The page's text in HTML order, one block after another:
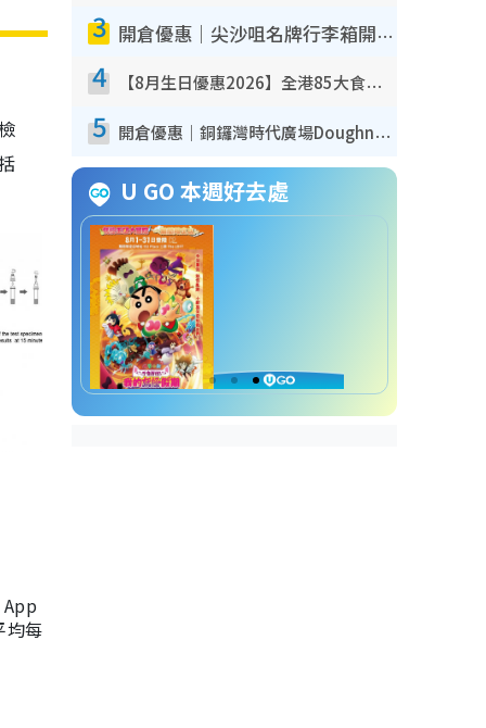
均每
3 開倉優惠｜尖沙咀名牌行李箱開倉低至4折！一連5日 American Tourister/ace./Hallmark $200起！
4 【8月生日優惠2026】全港85大食買玩著數攻略 自助餐/火鍋放題同行免費＋誠品/DONKI送現金券
5 開倉優惠｜銅鑼灣時代廣場Doughnut/Campo Marzio開倉低至1折！背囊、書包、手袋劈價$200起
U GO 本週好去處